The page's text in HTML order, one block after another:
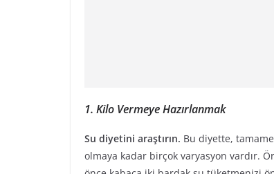
1. Kilo Vermeye Hazırlanmak
Su diyetini araştırın. Bu diyette,
olmaya kadar birçok varyasyon vardır.